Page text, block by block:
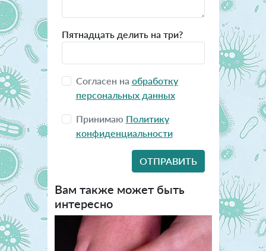
Пятнадцать делить на три?
Согласен на обработку
персональных данных
Принимаю Политику
конфиденциальности
Вам также может быть
интересно